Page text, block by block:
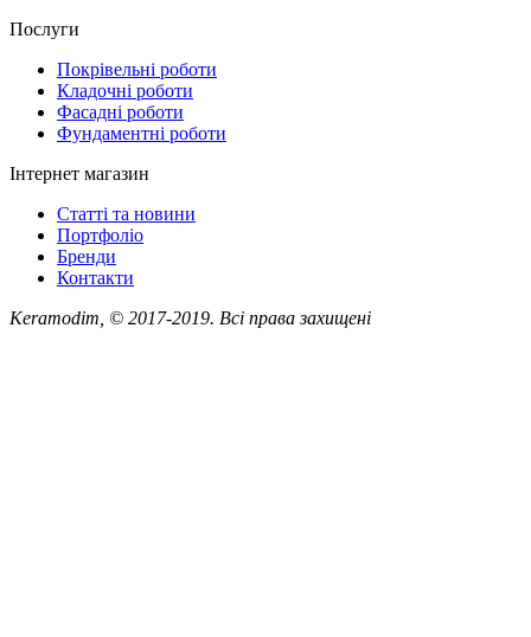
Послуги
Покрівельні роботи
Кладочні роботи
Фасадні роботи
Фундаментні роботи
Інтернет магазин
Статті та новини
Портфоліо
Бренди
Контакти
Keramodim, © 2017-2019. Всі права захищені